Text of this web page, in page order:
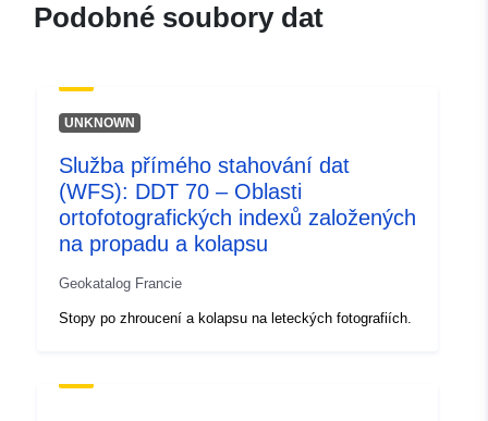
98f634debcf0
Typ:
Datový zdroj:
http://inspire.ec.europa.eu/
codelist/SpatialDataServiceType/
Podobné soubory dat
UNKNOWN
Služba přímého stahování dat
(WFS): DDT 70 – Oblasti
ortofotografických indexů založených
na propadu a kolapsu
Geokatalog Francie
Stopy po zhroucení a kolapsu na leteckých fotografiích.